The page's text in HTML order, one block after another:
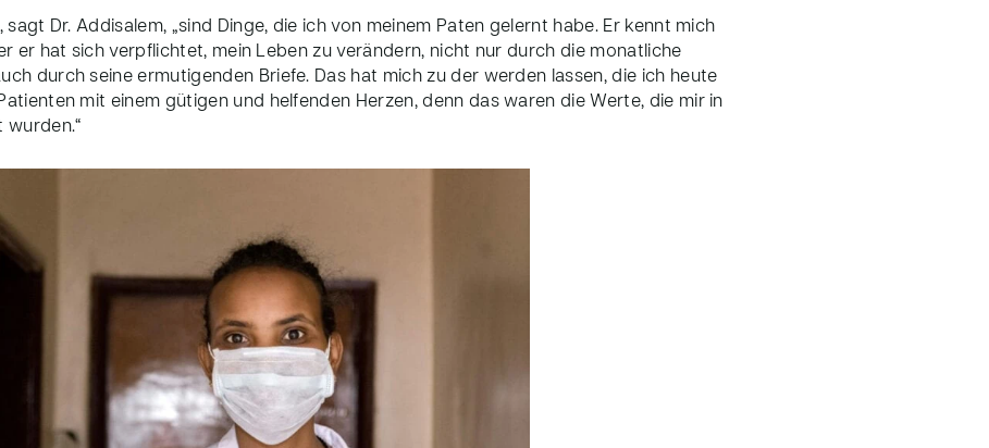
sagt Dr. Addisalem, „sind Dinge, die ich von meinem Paten gelernt habe. Er kennt mich
er hat sich verpflichtet, mein Leben zu verändern, nicht nur durch die monatliche
durch seine ermutigenden Briefe. Das hat mich zu der werden lassen, die ich heute
mit einem gütigen und helfenden Herzen, denn das waren die Werte, die mir in
wurden.“